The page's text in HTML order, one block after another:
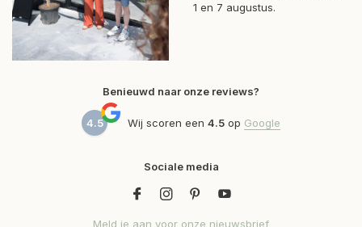
1 en 7 augustus.
Benieuwd naar onze reviews?
4.5 Wij scoren een 4.5 op Google
Sociale media
Meld je aan voor onze nieuwsbrief